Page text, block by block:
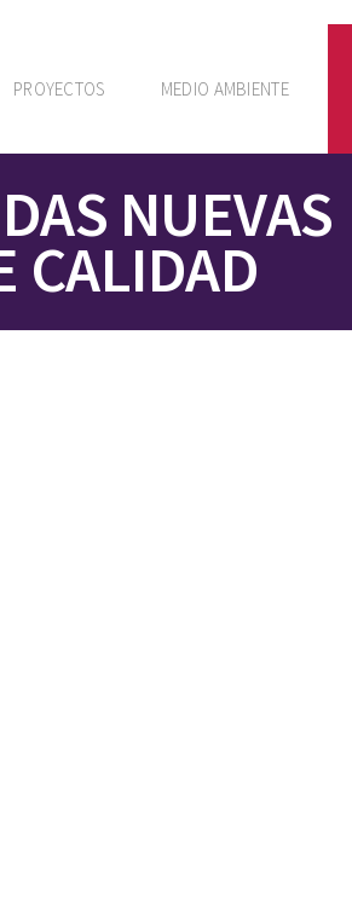
PROYECTOS MEDIO AMBIENTE
NUEVAS
CALIDAD